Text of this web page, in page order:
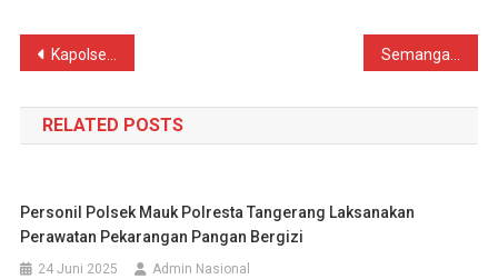
Navigasi
pos
Kapolsek Cimarga Polres Lebak Silaturahmi Dengan Tokoh Agama Desa Tambak Semangat, Bhabinkamtibmas Polsek Cimarga Polres Lebak Hadiri Uji Kelayakan BUMDES Desa Margajaya
RELATED POSTS
Personil Polsek Mauk Polresta Tangerang Laksanakan
Perawatan Pekarangan Pangan Bergizi
24 Juni 2025 Admin Nasional